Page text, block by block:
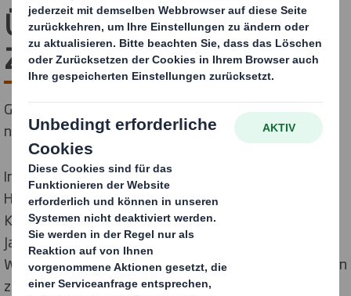
Über unseren
Zusammenschluss
Gemeinsam bilden wir den Weltmarktführer für
nachhaltige Verpackungslösungen.
International Paper und DS Smith, zwei der führenden
Hersteller von nachhaltigen Verpackungen,
Kartonagen und Zellstoffprodukten, haben am 31.
Januar 2025 ihre Kräfte gebündelt, um einen neuen
Weltmarktführer für nachhaltige Verpackungslösungen
zu schaffen.